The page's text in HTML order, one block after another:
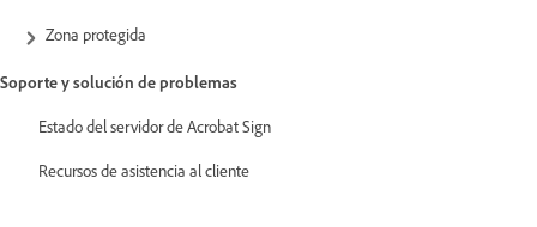
Zona protegida
Soporte y solución de problemas
Estado del servidor de Acrobat Sign
Recursos de asistencia al cliente